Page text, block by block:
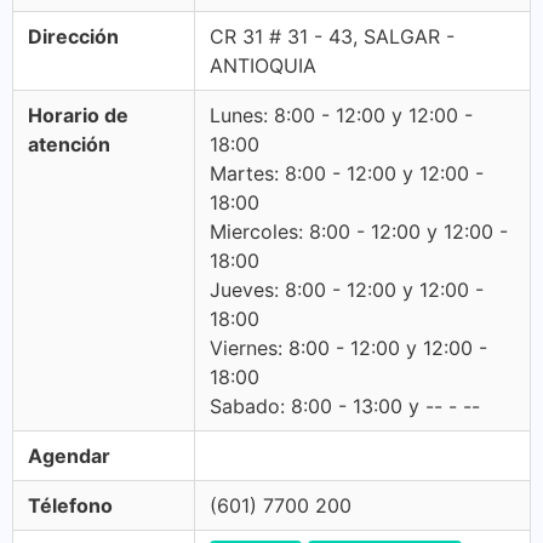
Dirección
CR 31 # 31 - 43, SALGAR -
ANTIOQUIA
Horario de
atención
Lunes: 8:00 - 12:00 y 12:00 -
18:00
Martes: 8:00 - 12:00 y 12:00 -
18:00
Miercoles: 8:00 - 12:00 y 12:00 -
18:00
Jueves: 8:00 - 12:00 y 12:00 -
18:00
Viernes: 8:00 - 12:00 y 12:00 -
18:00
Sabado: 8:00 - 13:00 y -- - --
Agendar
Télefono (601) 7700 200